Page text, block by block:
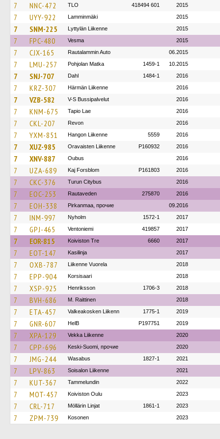
7 NNC-472 TLO 418494 601 2015
7 UYY-922 Lamminmäki 2015
7 SNM-225 Lyttylän Liikenne 2015
7 FPC-480 Vesma 2015
7 CJX-165 Rautalammin Auto 06.2015
7 LMU-257 Pohjolan Matka 1459-1 10.2015
7 SNJ-707 Dahl 1484-1 2016
7 KRZ-307 Härmän Liikenne 2016
7 VZB-582 V-S Bussipalvelut 2016
7 KNM-675 Tapio Lae 2016
7 CKL-207 Revon 2016
7 YXM-851 Hangon Liikenne 5559 2016
7 XUZ-985 Oravaisten Liikenne P160932 2016
7 XNV-887 Oubus 2016
7 UZA-689 Kaj Forsblom P161803 2016
7 CKC-376 Turun Citybus 2016
7 EOC-253 Rautaveden 275870 2016
7 EOH-338 Pirkanmaa, прочие 09.2016
7 INM-997 Nyholm 1572-1 2017
7 GPJ-465 Ventoniemi 419857 2017
7 EOR-815 Koiviston Tre 6660 2017
7 EOT-147 Kasilinja 2017
7 OXB-787 Liikenne Vuorela 2018
7 EPP-904 Korsisaari 2018
7 XSP-925 Henriksson 1706-3 2018
7 BVH-686 M. Raittinen 2018
7 ETA-457 Valkeakosken Liikenn 1775-1 2019
7 GNR-607 HelB P197751 2019
7 XPA-129 Vekka Liikenne 2020
7 CPP-696 Keski-Suomi, прочие 2020
7 JMG-244 Wasabus 1827-1 2021
7 LPV-863 Soisalon Liikenne 2021
7 KUT-367 Tammelundin 2022
7 MOT-457 Koiviston Oulu 2023
7 CRL-717 Möllärin Linjat 1861-1 2023
7 ZPM-739 Kosonen 2023